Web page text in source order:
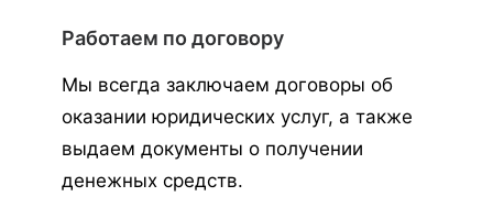
Работаем по договору
Мы всегда заключаем договоры об
оказании юридических услуг, а также
выдаем документы о получении
денежных средств.